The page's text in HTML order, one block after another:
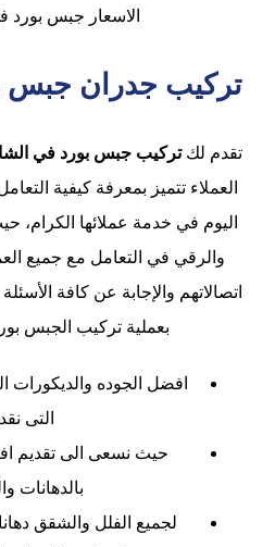
الاسعار جبس بورد
تركيب جدران جبس
تقدم لكتركيب جبس بورد في
العملاء تتميز بمعرفة كيفية
اليوم في خدمة عملائها الكرام،
والرقي في التعامل مع جميع
اتصالاتهم والإجابة عن كافة
بعملية تركيب الجبس
افضل الجوده والديكورات
التى
حيث نسعى الى تقديم
بالدهانات
لجميع الفلل والشقق